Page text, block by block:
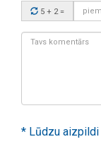
Drošības
kods:
5 + 2=
Tavs
* Lūdzu